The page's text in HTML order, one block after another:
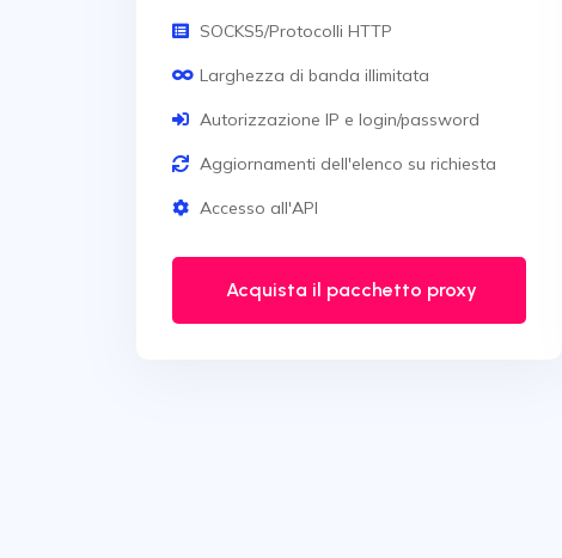
SOCKS5/Protocolli HTTP
Larghezza di banda illimitata
Autorizzazione IP e login/password
Aggiornamenti dell'elenco su richiesta
Accesso all'API
Acquista il pacchetto proxy